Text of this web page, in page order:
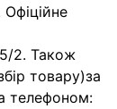
Офіційне
5/2. Також
товару)за
телефоном: